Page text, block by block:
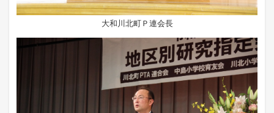
大和川北町Ｐ連会長